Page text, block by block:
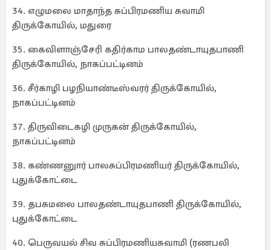
34. எழுமலை மாதாந்த சுப்பிரமணிய சுவாமி
திருக்கோயில், மதுரை
35. கைவிளாஞ்சேரி கதிர்காம பாலதண்டாயுதபாணி
திருக்கோயில், நாகப்பட்டினம்
36. சீர்காழி பழநியாண்டீஸ்வரர் திருக்கோயில்,
நாகப்பட்டினம்
37. திருவிடைகழி முருகன் திருக்கோயில்,
நாகப்பட்டினம்
38. கண்ணனுார் பாலசுப்பிரமணியர் திருக்கோயில்,
புதுக்கோட்டை
39. தபசுமலை பாலதண்டாயுதபாணி திருக்கோயில்,
புதுக்கோட்டை
40. பெருவயல் சிவ சுப்பிரமணியசுவாமி (ரணபலி